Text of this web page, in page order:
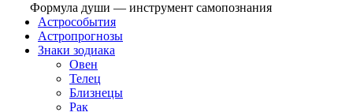
Формула души — инструмент самопознания
Астрособытия
Астропрогнозы
Знаки зодиака
Овен
Телец
Близнецы
Рак